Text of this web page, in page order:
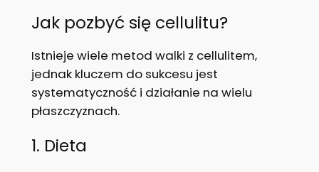
Jak pozbyć się cellulitu?
Istnieje wiele metod walki z cellulitem,
jednak kluczem do sukcesu jest
systematyczność i działanie na wielu
płaszczyznach.
1. Dieta